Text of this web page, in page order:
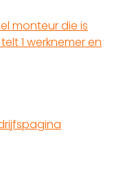
monteur die is
1 werknemer en